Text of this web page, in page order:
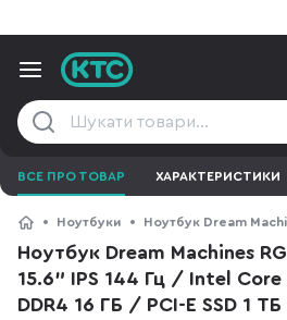
ВСЕ ПРО ТОВАР ХАРАКТЕРИСТИКИ
Ноутбуки Ноутбук Dream
Ноутбук Dream Machines
15.6" IPS 144 Гц / Intel
DDR4 16 ГБ / PCI-E SSD 1